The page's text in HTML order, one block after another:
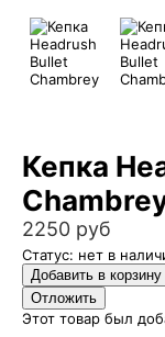
Кепка
2250 руб
Статус: нет в
Этот товар был